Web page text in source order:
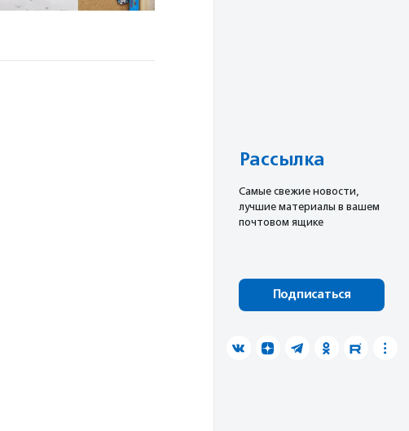
Рассылка
Cамые свежие новости,
лучшие материалы в вашем
почтовом ящике
Подписаться